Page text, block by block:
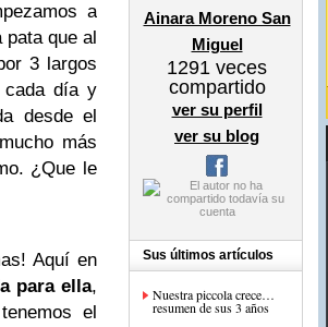
a
pata que al
3 largos
día y
desde el
más
¿Que le
Aquí en
para ella,
el
Ainara Moreno San
Miguel
1291 veces
compartido
ver su perfil
ver su blog
Sus últimos artículos
Nuestra piccola crece…
resumen de sus 3 años